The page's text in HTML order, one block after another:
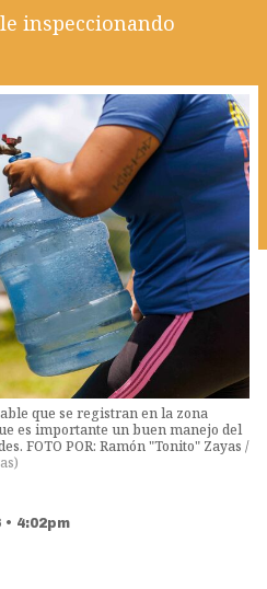
inspeccionando
que se registran en la zona
es importante un buen manejo del
FOTO POR: Ramón "Tonito" Zayas /
)
4:02pm